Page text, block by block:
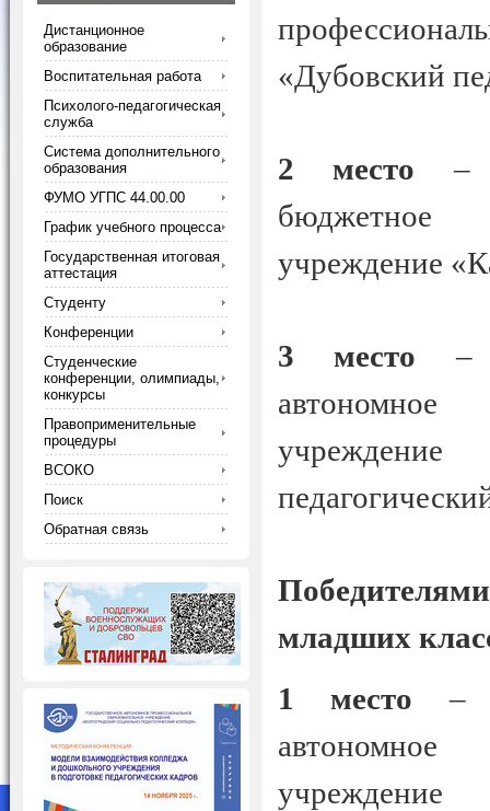
«Дубовский
2 место –
бюджетное
учреждение
3 место –
автономное
младших
1 место –
автономное
Дистанционное
образование
Воспитательная работа
Психолого-педагогическая
служба
Система дополнительного
образования
ФУМО УГПС 44.00.00
График учебного процесса
Государственная итоговая
аттестация
Студенту
Конференции
Студенческие
конференции, олимпиады,
конкурсы
Правоприменительные
процедуры
ВСОКО
Поиск
Обратная связь